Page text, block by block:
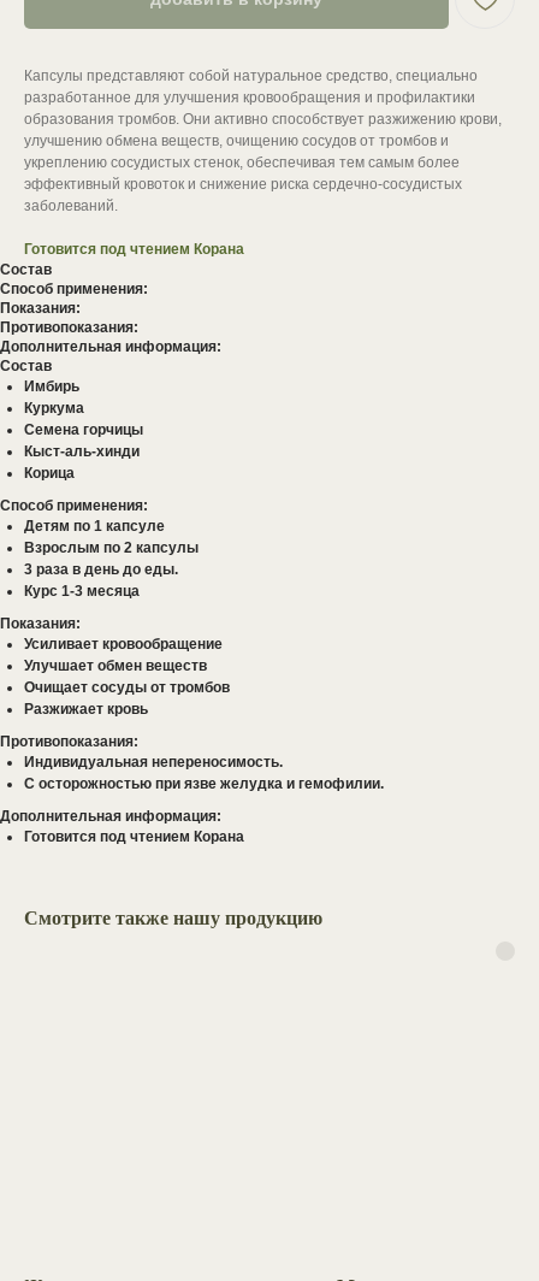
Капсулы представляют собой натуральное средство, специально
разработанное для улучшения кровообращения и профилактики
образования тромбов. Они активно способствует разжижению крови,
улучшению обмена веществ, очищению сосудов от тромбов и
укреплению сосудистых стенок, обеспечивая тем самым более
эффективный кровоток и снижение риска сердечно-сосудистых
заболеваний.
Готовится под чтением Корана
Состав
Способ применения:
Показания:
Противопоказания:
Дополнительная информация:
Состав
Имбирь
Куркума
Семена горчицы
Кыст-аль-хинди
Корица
Способ применения:
Детям по 1 капсуле
Взрослым по 2 капсулы
3 раза в день до еды.
Курс 1-3 месяца
Показания:
Усиливает кровообращение
Улучшает обмен веществ
Очищает сосуды от тромбов
Разжижает кровь
Противопоказания:
Индивидуальная непереносимость.
С осторожностью при язве желудка и гемофилии.
Дополнительная информация:
Готовится под чтением Корана
Смотрите также нашу продукцию
оптовый заказ,
задать вопрос